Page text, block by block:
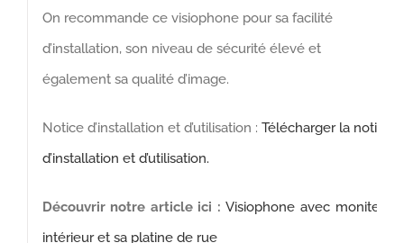
On recommande ce visiophone pour sa facilité
d’installation, son niveau de sécurité élevé et
également sa qualité d’image.
Notice d’installation et d’utilisation : Télécharger la notice
d’installation et d’utilisation.
Découvrir notre article ici :Visiophone avec moniteur
intérieur et sa platine de rue